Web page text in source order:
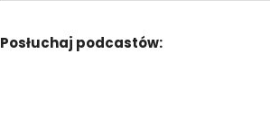
Posłuchaj podcastów: